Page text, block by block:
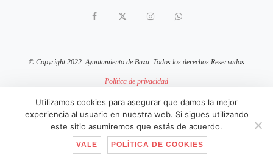
© Copyright 2022. Ayuntamiento de Baza. Todos los derechos Reservados
Política de privacidad
Política de cookies
sitio web mantenido por pixelcero.com
IR ARRIBA
Utilizamos cookies para asegurar que damos la mejor
experiencia al usuario en nuestra web. Si sigues utilizando
este sitio asumiremos que estás de acuerdo.
VALE POLÍTICA DE COOKIES